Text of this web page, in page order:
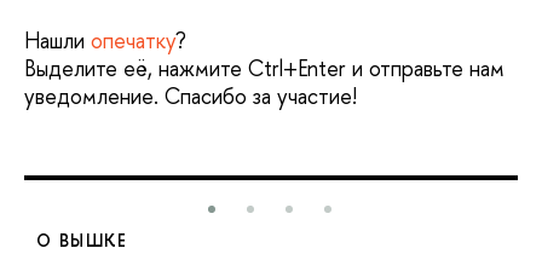
Нашли опечатку?
Выделите её, нажмите Ctrl+Enter и отправьте нам
уведомление. Спасибо за участие!
О ВЫШКЕ